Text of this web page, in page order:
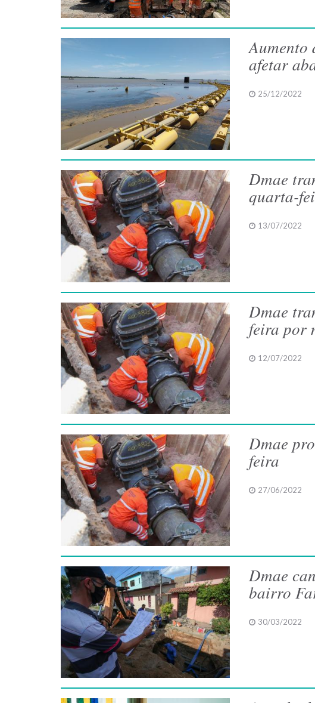
Aumento
afetar
25/12/2022
Dmae
quarta-
13/07/2022
Dmae
feira por
12/07/2022
Dmae
feira
27/06/2022
Dmae
bairro
30/03/2022